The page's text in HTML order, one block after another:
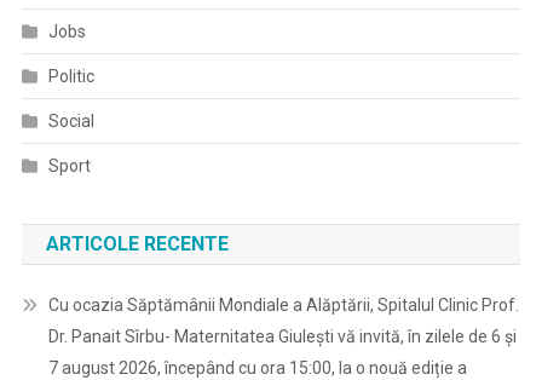
Jobs
Politic
Social
Sport
ARTICOLE RECENTE
Cu ocazia Săptămânii Mondiale a Alăptării, Spitalul Clinic Prof.
Dr. Panait Sîrbu- Maternitatea Giulești vă invită, în zilele de 6 și
7 august 2026, începând cu ora 15:00, la o nouă ediție a